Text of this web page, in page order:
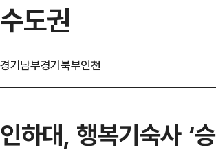
수도권
경기남부경기북부인천
인하대, 행복기숙사